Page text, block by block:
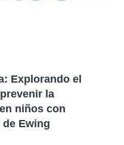
Explorando el
la
niños con
Ewing